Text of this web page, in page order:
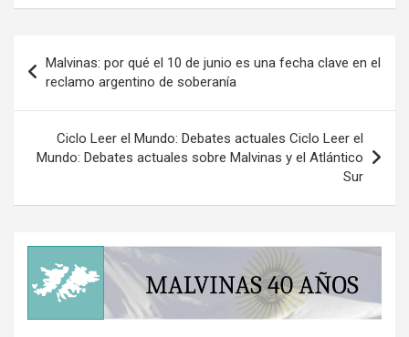
de
entradas
Malvinas: por qué el 10 de junio es una fecha clave en el
reclamo argentino de soberanía
Ciclo Leer el Mundo: Debates actuales Ciclo Leer el
Mundo: Debates actuales sobre Malvinas y el Atlántico
Sur